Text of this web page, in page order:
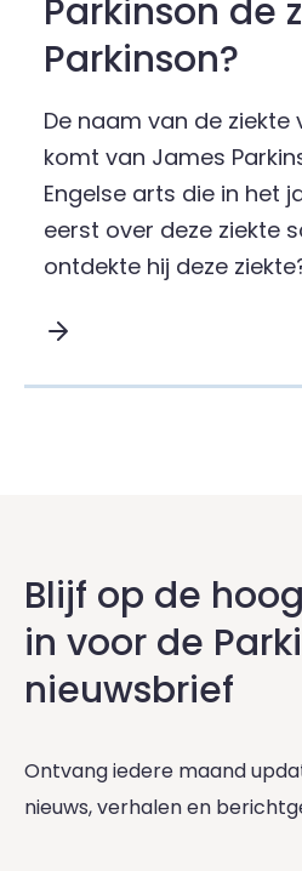
Parkinson de
Parkinson?
De naam van de ziekte
komt van James
Engelse arts die in het
eerst over deze ziekte
ontdekte hij deze
Blijf op de
in voor de
nieuwsbrief
Ontvang iedere maand
nieuws, verhalen en